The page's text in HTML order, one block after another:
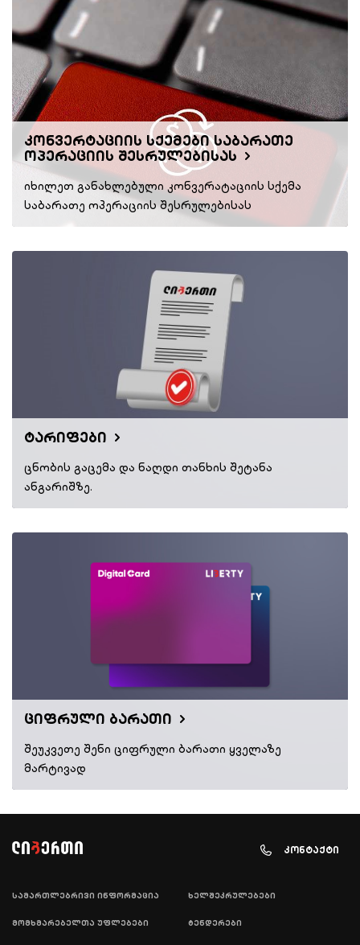
კონვერტაციის სქემები საბარათე
ოპერაციის შესრულებისას
იხილეთ განახლებული კონვერატაციის სქემა
საბარათე ოპერაციის შესრულებისას
ტარიფები
ცნობის გაცემა და ნაღდი თანხის შეტანა
ანგარიშზე.
ციფრული ბარათი
შეუკვეთე შენი ციფრული ბარათი ყველაზე
მარტივად
კონტაქტი
სამართლებრივი ინფორმაცია ხელშეკრულებები
მომხმარებელთა უფლებები ტენდერები